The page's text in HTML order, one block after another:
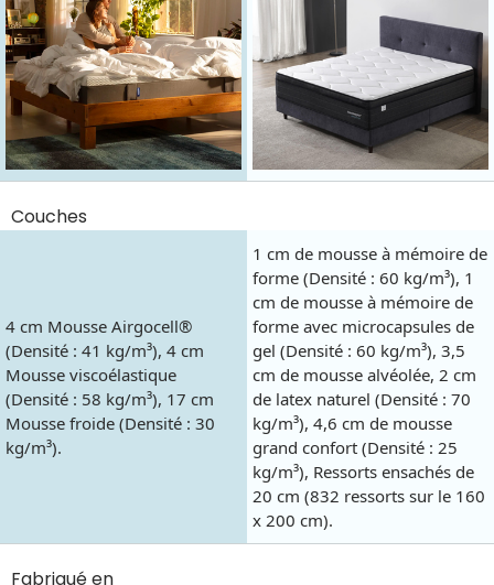
Couches
4 cm Mousse Airgocell®
(Densité : 41 kg/m³), 4 cm
Mousse viscoélastique
(Densité : 58 kg/m³), 17 cm
Mousse froide (Densité : 30
kg/m³).
1 cm de mousse à mémoire de
forme (Densité : 60 kg/m³), 1
cm de mousse à mémoire de
forme avec microcapsules de
gel (Densité : 60 kg/m³), 3,5
cm de mousse alvéolée, 2 cm
de latex naturel (Densité : 70
kg/m³), 4,6 cm de mousse
grand confort (Densité : 25
kg/m³), Ressorts ensachés de
20 cm (832 ressorts sur le 160
x 200 cm).
Fabriqué en